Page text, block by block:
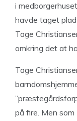
i
havde taget
Tage
omkring det at
Tage
på fire. Men